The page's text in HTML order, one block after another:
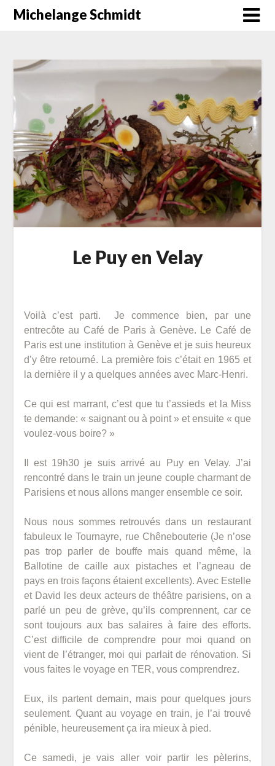
SkipMichelange Schmidt
Le Puy en Velay
6
avril
2018
Voilà c’est parti. Je commence bien, par une
entrecôte au Café de Paris à Genève. Le Café de
Paris est une institution à Genève et je suis heureux
d’y être retourné. La première fois c’était en 1965 et
la dernière il y a quelques années avec Marc-Henri.
Ce qui est marrant, c’est que tu t’assieds et la Miss
te demande: « saignant ou à point » et ensuite « que
voulez-vous boire? »
Il est 19h30 je suis arrivé au Puy en Velay. J’ai
rencontré dans le train un jeune couple charmant de
Parisiens et nous allons manger ensemble ce soir.
Nous nous sommes retrouvés dans un restaurant
fabuleux le Tournayre, rue Chênebouterie (Je n’ose
pas trop parler de bouffe mais quand même, la
Ballotine de caille aux pistaches et l’agneau de
pays en trois façons étaient excellents). Avec Estelle
et David les deux acteurs de théâtre parisiens, on a
parlé un peu de grève, qu’ils comprennent, car ce
sont toujours aux bas salaires à faire des efforts.
C’est difficile de comprendre pour moi quand on
vient de l’étranger, moi qui parlait de rénovation. Si
vous faites le voyage en TER, vous comprendrez.
Eux, ils partent demain, mais pour quelques jours
seulement. Quant au voyage en train, je l’ai trouvé
pénible, heureusement ça ira mieux à pied.
Ce samedi, je vais aller voir partir les pèlerins,